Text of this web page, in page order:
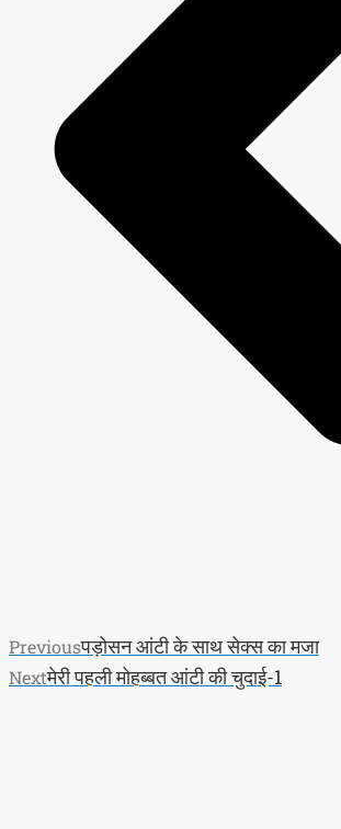
Previousपड़ोसन आंटी के साथ सेक्स का मजा
Nextमेरी पहली मोहब्बत आंटी की चुदाई-1